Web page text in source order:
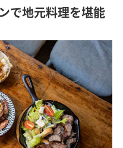
で地元料理を堪能